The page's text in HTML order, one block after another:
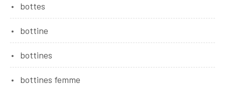
bottes
bottine
bottines
bottines femme